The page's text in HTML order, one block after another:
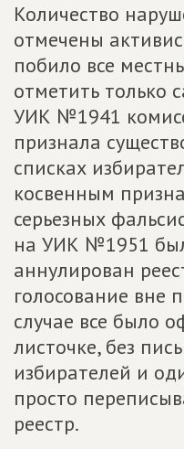
Количество
отмечены
побило все
отметить только
УИК №1941
признала
списках
косвенным
серьезных
на УИК №1951
аннулирован
голосование вне
случае все было
листочке, без
избирателей и
просто
реестр.